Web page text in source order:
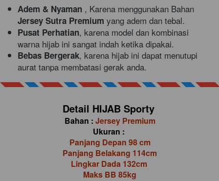
Adem & Nyaman
Jersey Sutra Premium yang adem dan tebal.
Pusat Perhatian, karena model dan kombinasi
warna hijab ini sangat indah ketika dipakai.
Bebas Bergerak, karena hijab ini dapat menutupi
aurat tanpa membatasi gerak anda.
Detail HIJAB Sporty
Bahan : Jersey Premium
Ukuran :
Panjang Depan 98 cm
Panjang Belakang 114cm
Lingkar Dada 132cm
Maks BB 85kg